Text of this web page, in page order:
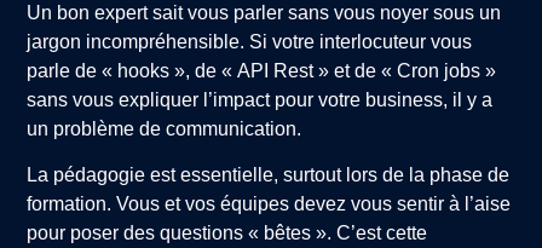
Un bon expert sait vous parler sans vous noyer sous un
jargon incompréhensible. Si votre interlocuteur vous
parle de « hooks », de « API Rest » et de « Cron jobs »
sans vous expliquer l’impact pour votre business, il y a
un problème de communication.
La pédagogie est essentielle, surtout lors de la phase de
formation. Vous et vos équipes devez vous sentir à l’aise
pour poser des questions « bêtes ». C’est cette